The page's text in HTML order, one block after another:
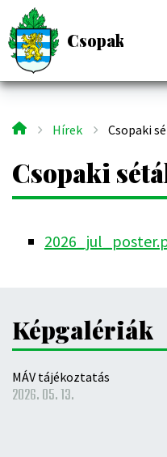
Ugrás
tartalomraCsopak
nézet
Hírek Csopaki
Csopaki
Fájl
Képgalériák
MÁV tájékoztatás
2026. 05. 13.